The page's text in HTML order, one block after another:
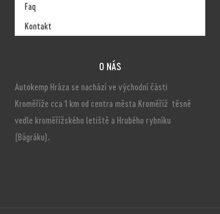
Faq
Kontakt
O NÁS
Autokemp Hráza se nachází ve východní části
Kroměříže cca 1 km od centra města Kroměříž těsně
vedle kroměřížského letiště a Hrubého rybníku
(Bágráku).